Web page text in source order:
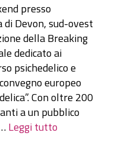
presso
di Devon, sud-ovest
della Breaking
dedicato ai
psichedelico e
europeo
Con oltre 200
a un pubblico
Leggi tutto